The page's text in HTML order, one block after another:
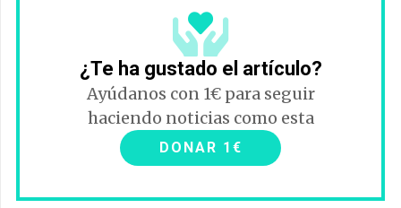
¿Te ha gustado el artículo?
Ayúdanos con 1€ para seguir
haciendo noticias como esta
DONAR 1€